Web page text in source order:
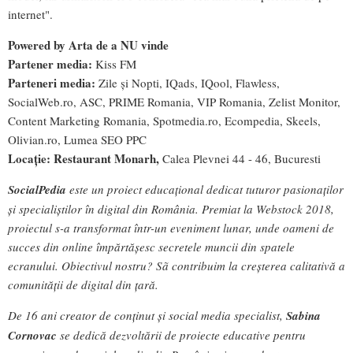
internet".
Powered by Arta de a NU vinde
Partener media: Kiss FM
Parteneri media: Zile şi Nopti, IQads, IQool, Flawless,
SocialWeb.ro, ASC, PRIME Romania, VIP Romania, Zelist Monitor,
Content Marketing Romania, Spotmedia.ro, Ecompedia, Skeels,
Olivian.ro, Lumea SEO PPC
Locație: Restaurant Monarh, Calea Plevnei 44 - 46, Bucuresti
SocialPedia este un proiect educațional dedicat tuturor pasionaților
și specialiștilor în digital din România. Premiat la Webstock 2018,
proiectul s-a transformat într-un eveniment lunar, unde oameni de
succes din online împărtășesc secretele muncii din spatele
ecranului. Obiectivul nostru? Sã contribuim la creșterea calitativă a
comunității de digital din țară.
De 16 ani creator de conținut și social media specialist, Sabina
Cornovac se dedică dezvoltării de proiecte educative pentru